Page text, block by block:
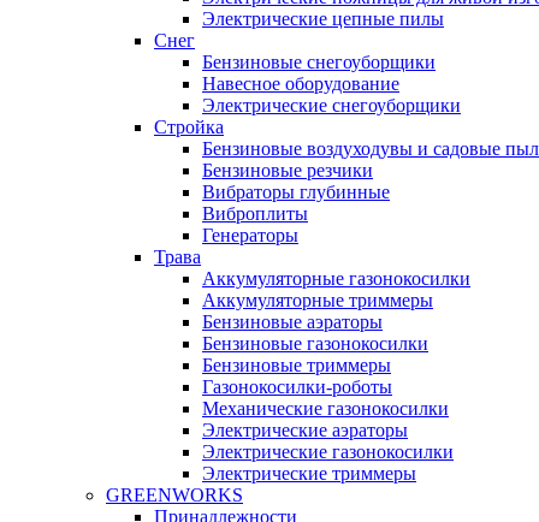
Электрические цепные пилы
Снег
Бензиновые снегоуборщики
Навесное оборудование
Электрические снегоуборщики
Стройка
Бензиновые воздуходувы и садовые
Бензиновые резчики
Вибраторы глубинные
Виброплиты
Генераторы
Трава
Аккумуляторные газонокосилки
Аккумуляторные триммеры
Бензиновые аэраторы
Бензиновые газонокосилки
Бензиновые триммеры
Газонокосилки-роботы
Механические газонокосилки
Электрические аэраторы
Электрические газонокосилки
Электрические триммеры
GREENWORKS
Принадлежности